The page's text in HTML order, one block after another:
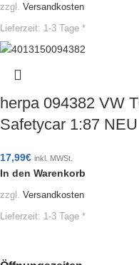
zzgl. Versandkosten
Lieferzeit: 1-3 Tage *
herpa 094382 VW
Safetycar 1:87
17,99€ inkl. MWSt.
In den Warenkorb
zzgl. Versandkosten
Lieferzeit: 1-3 Tage *